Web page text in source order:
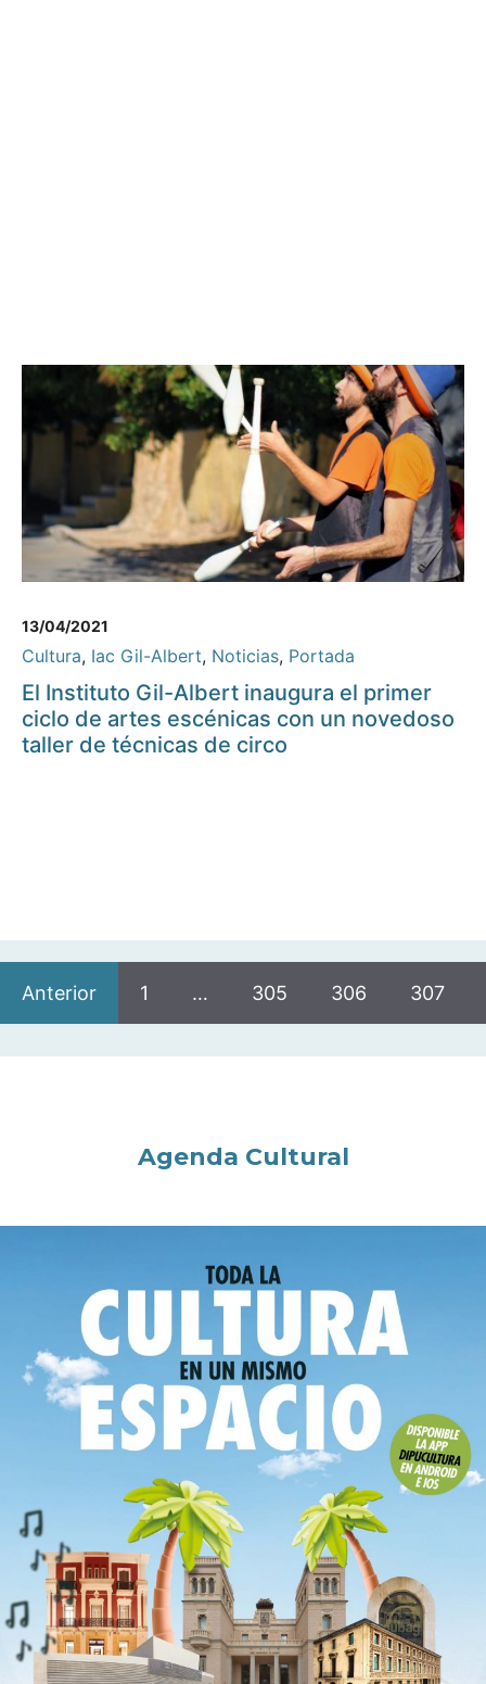
13/04/2021
Cultura, Iac Gil-Albert, Noticias, Portada
El Instituto Gil-Albert inaugura el primer
ciclo de artes escénicas con un novedoso
taller de técnicas de circo
Anterior 1 … 305 306 307
Agenda Cultural